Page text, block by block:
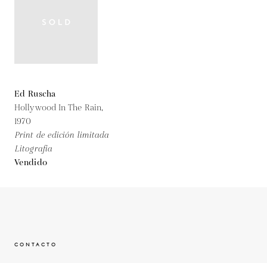
Ed Ruscha
Hollywood In The Rain,
1970
Print de edición limitada
Litografía
Vendido
CONTACTO